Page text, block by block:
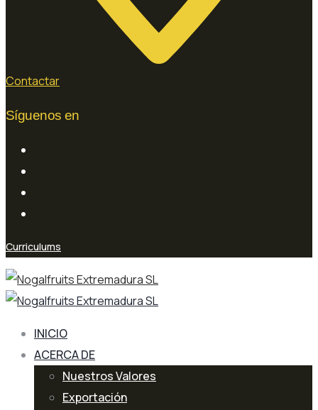
Contactar
Síguenos en
Curriculums
INICIO
ACERCA DE
Nuestros Valores
Exportación